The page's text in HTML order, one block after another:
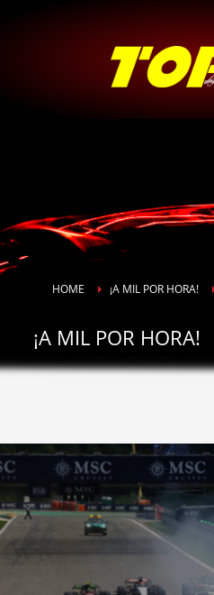
HOME ¡A MIL POR HORA!
¡A MIL POR HORA!